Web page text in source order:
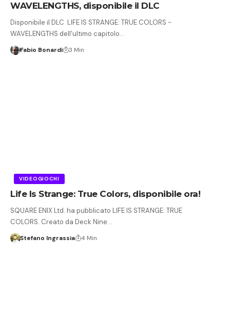
WAVELENGTHS, disponibile il DLC
Disponibile il DLC LIFE IS STRANGE: TRUE COLORS -
WAVELENGTHS dell'ultimo capitolo…
Fabio Bonardi 3 Min
VIDEOGIOCHI
Life Is Strange: True Colors, disponibile ora!
SQUARE ENIX Ltd. ha pubblicato LIFE IS STRANGE: TRUE
COLORS. Creato da Deck Nine…
Stefano Ingrassia 4 Min